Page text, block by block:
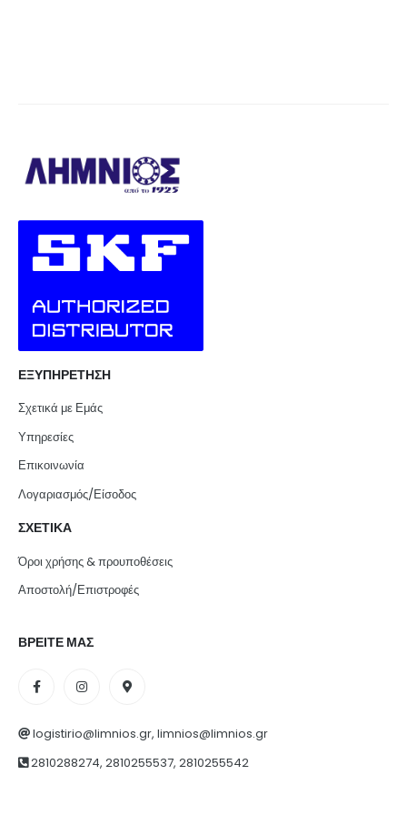
ΕΞΥΠΗΡΕΤΗΣΗ
Σχετικά με Εμάς
Υπηρεσίες
Επικοινωνία
Λογαριασμός/Είσοδος
ΣΧΕΤΙΚΑ
Όροι χρήσης & προυποθέσεις
Αποστολή/Επιστροφές
ΒΡΕΙΤΕ ΜΑΣ
logistirio@limnios.gr, limnios@limnios.gr
2810288274, 2810255537, 2810255542